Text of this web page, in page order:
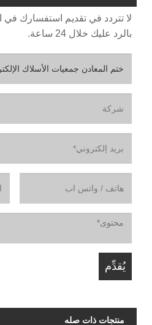
لا تتردد في تقديم استفسارك في
بالرد عليك خلال 24 ساعة.
منتجات ذات صله